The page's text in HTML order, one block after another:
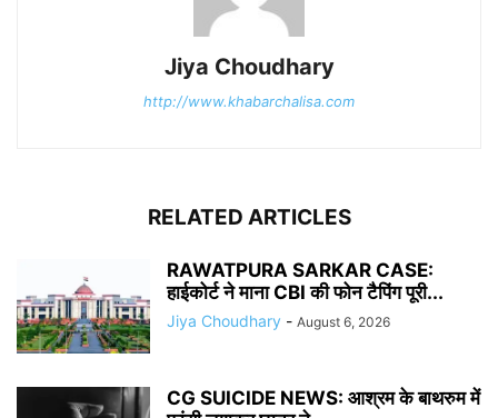
Jiya Choudhary
http://www.khabarchalisa.com
RELATED ARTICLES
RAWATPURA SARKAR CASE:
हाईकोर्ट ने माना CBI की फोन टैपिंग पूरी...
Jiya Choudhary - August 6, 2026
CG SUICIDE NEWS: आश्रम के बाथरुम में